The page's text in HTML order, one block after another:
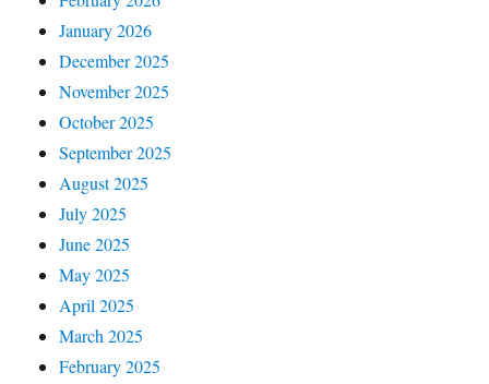
January 2026
December 2025
November 2025
October 2025
September 2025
August 2025
July 2025
June 2025
May 2025
April 2025
March 2025
February 2025